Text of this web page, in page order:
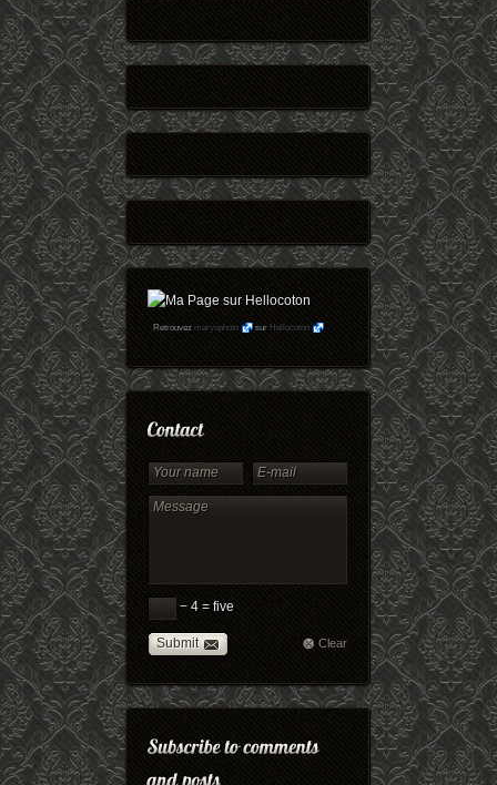
Retrouvezmaryophoto surHellocoton
− 4 = five
Submit Clear